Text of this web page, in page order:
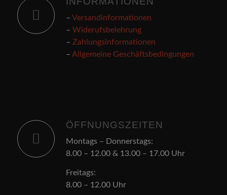
– Versandinformationen
– Widerufsbelehrung
– Zahlungsinformationen
– Allgemeine Geschäftsbedingungen
ÖFFNUNGSZEITEN
Montags – Donnerstags:
8.00 – 12.00 & 13.00 – 17.00 Uhr
Freitags:
8.00 – 12.00 Uhr